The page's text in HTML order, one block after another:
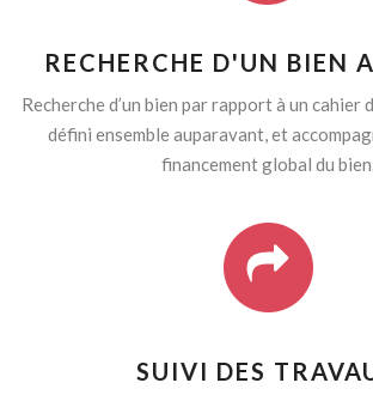
RECHERCHE D'UN BIEN
Recherche d’un bien par rapport à un cahier
défini ensemble auparavant, et
financement global du
SUIVI DES